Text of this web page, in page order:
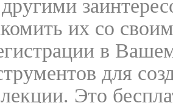
другими
их со
в
для
Это